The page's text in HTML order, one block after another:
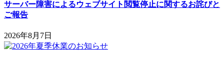
サーバー障害によるウェブサイト閲覧停止に関するお詫びと
ご報告
2026年8月7日